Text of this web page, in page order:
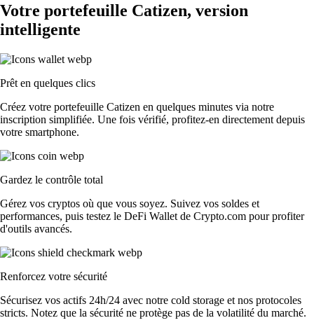
Votre portefeuille Catizen, version
intelligente
Prêt en quelques clics
Créez votre portefeuille Catizen en quelques minutes via notre
inscription simplifiée. Une fois vérifié, profitez-en directement depuis
votre smartphone.
Gardez le contrôle total
Gérez vos cryptos où que vous soyez. Suivez vos soldes et
performances, puis testez le DeFi Wallet de Crypto.com pour profiter
d'outils avancés.
Renforcez votre sécurité
Sécurisez vos actifs 24h/24 avec notre cold storage et nos protocoles
stricts. Notez que la sécurité ne protège pas de la volatilité du marché.